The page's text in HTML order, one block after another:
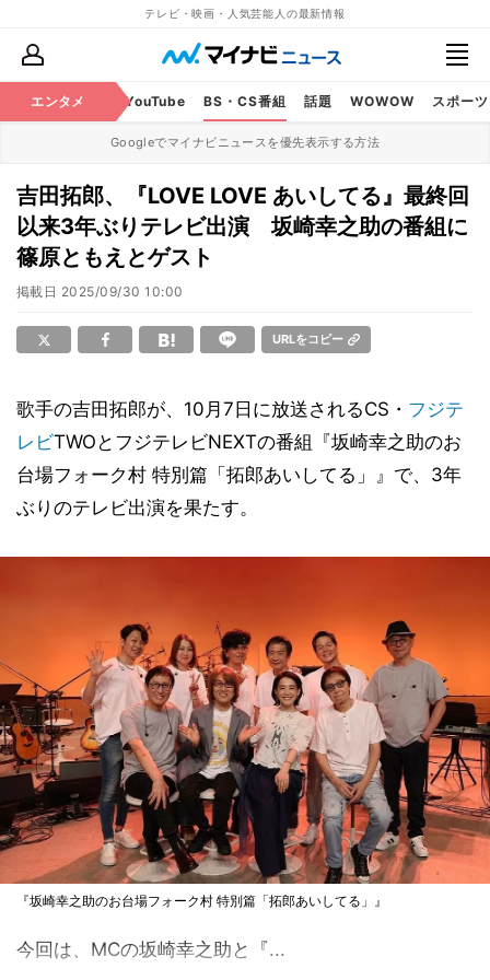
テレビ・映画・人気芸能人の最新情報
エンタメ
ラジオ 映画 YouTube BS・CS番組 話題 WOWOW スポーツ
Googleでマイナビニュースを優先表示する方法
吉田拓郎、『LOVE LOVE あいしてる』最終回
以来3年ぶりテレビ出演 坂崎幸之助の番組に
篠原ともえとゲスト
掲載日 2025/09/30 10:00
URLをコピー
歌手の吉田拓郎が、10月7日に放送されるCS・ フジテ
レビTWOとフジテレビNEXTの番組『坂崎幸之助のお
台場フォーク村 特別篇「拓郎あいしてる」』で、3年
ぶりのテレビ出演を果たす。
『坂崎幸之助のお台場フォーク村 特別篇「拓郎あいしてる」』
今回は、MCの坂崎幸之助と『...